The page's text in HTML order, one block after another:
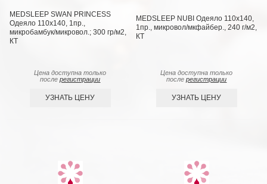
MEDSLEEP SWAN PRINCESS
Одеяло 110х140, 1пр.,
микробамбук/микровол.; 300 гр/м2,
КТ
Цена доступна только
послерегистрации
УЗНАТЬ ЦЕНУ
MEDSLEEP NUBI Одеяло 110х140,
1пр., микровол/мкфайбер., 240 г/м2,
КТ
Цена доступна только
послерегистрации
УЗНАТЬ ЦЕНУ